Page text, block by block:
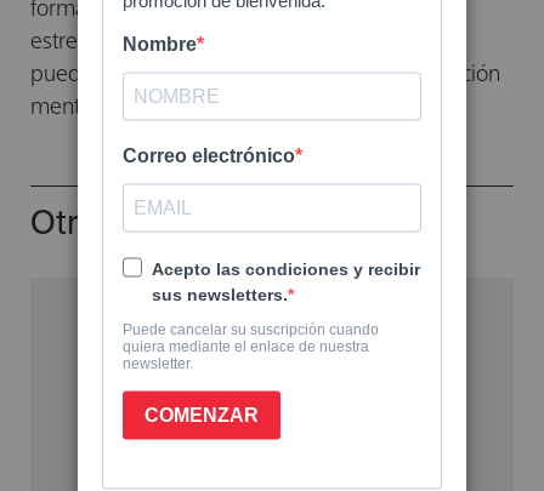
forma en que se pueden tratar las cosas
estresantes y dolorosas haciendo que estas
puedan ser superadas a través de la autosanación
mental.
Otros libros del autor